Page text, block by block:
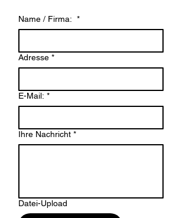
Name / Firma: *
Adresse *
E-Mail: *
Ihre Nachricht *
Datei-Upload